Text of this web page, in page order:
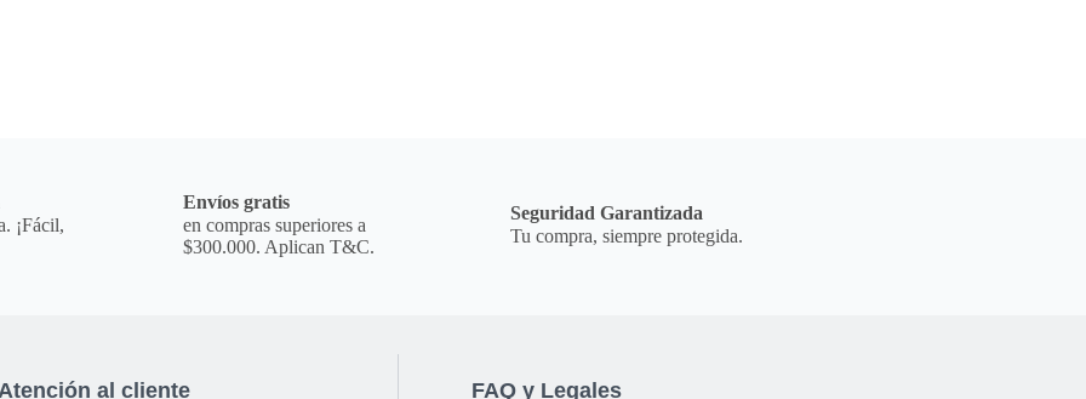
¡Fácil,
Envíos gratis
en compras superiores a
$300.000. Aplican T&C.
Seguridad Garantizada
Tu compra, siempre protegida.
al cliente FAQ y Legales